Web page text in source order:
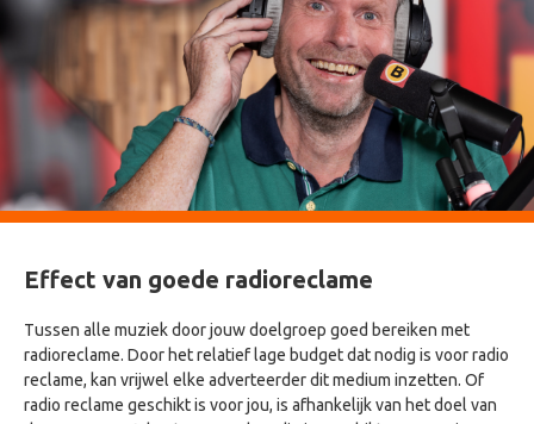
Effect van goede radioreclame
Tussen alle muziek door jouw doelgroep goed bereiken met
radioreclame. Door het relatief lage budget dat nodig is voor radio
reclame, kan vrijwel elke adverteerder dit medium inzetten. Of
radio reclame geschikt is voor jou, is afhankelijk van het doel van